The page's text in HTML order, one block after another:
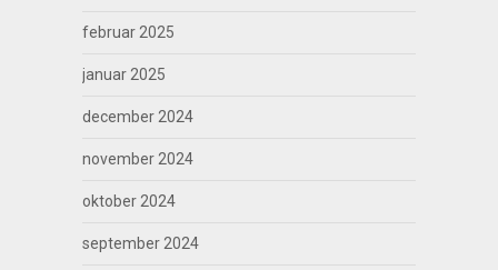
februar 2025
januar 2025
december 2024
november 2024
oktober 2024
september 2024